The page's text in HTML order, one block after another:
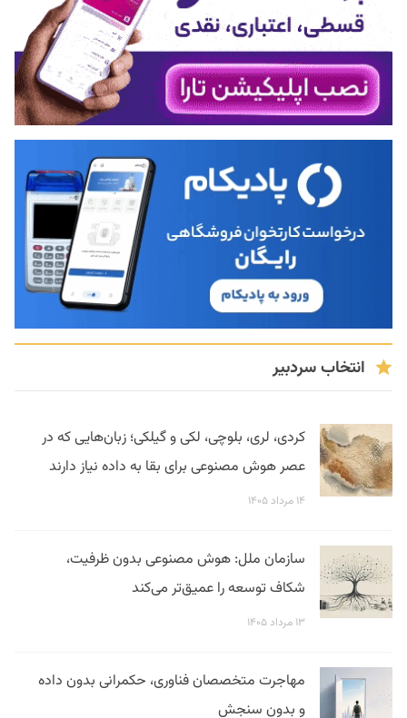
انتخاب سردبیر
کردی، لری، بلوچی، لکی و گیلکی؛ زبان‌هایی که در
عصر هوش مصنوعی برای بقا به داده نیاز دارند
۱۴ مرداد ۱۴۰۵
سازمان ملل: هوش مصنوعی بدون ظرفیت،
شکاف توسعه را عمیق‌تر می‌کند
۱۳ مرداد ۱۴۰۵
مهاجرت متخصصان فناوری، حکمرانی بدون داده
و بدون سنجش